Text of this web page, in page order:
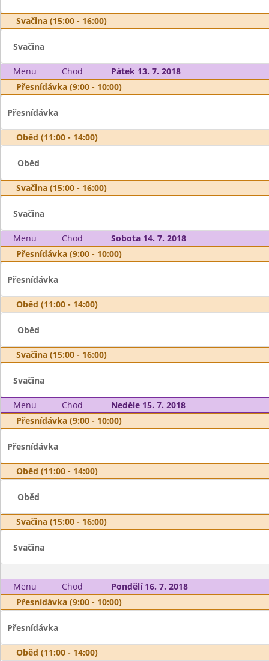
Svačina (15:00 - 16:00)
Svačina
Menu Chod
Pátek 13. 7. 2018
Přesnídávka (9:00 - 10:00)
Přesnídávka
Oběd (11:00 - 14:00)
Oběd
Svačina (15:00 - 16:00)
Svačina
Menu Chod
Sobota 14. 7. 2018
Přesnídávka (9:00 - 10:00)
Přesnídávka
Oběd (11:00 - 14:00)
Oběd
Svačina (15:00 - 16:00)
Svačina
Menu Chod
Neděle 15. 7. 2018
Přesnídávka (9:00 - 10:00)
Přesnídávka
Oběd (11:00 - 14:00)
Oběd
Svačina (15:00 - 16:00)
Svačina
Menu Chod
Pondělí 16. 7. 2018
Přesnídávka (9:00 - 10:00)
Přesnídávka
Oběd (11:00 - 14:00)